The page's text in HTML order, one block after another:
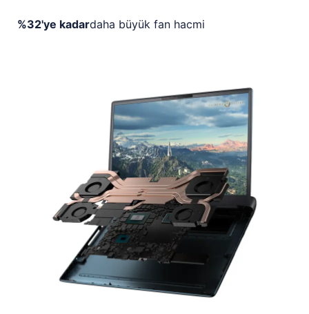
%32'ye kadardaha büyük fan hacmi